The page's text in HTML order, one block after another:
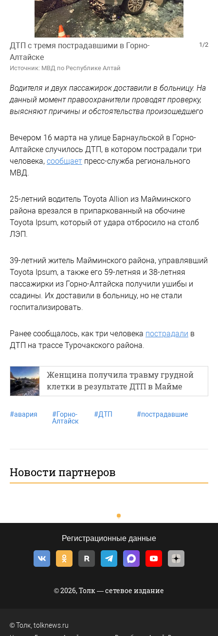
1/2
ДТП с тремя пострадавшими в Горно-
Алтайске
Источник: МВД по Республике Алтай
Водителя и двух пассажирок доставили в больницу. На
данный момент правоохранители проводят проверку,
выясняют причины и обстоятельства произошедшего
Вечером 16 марта на улице Барнаульской в Горно-
Алтайске случилось ДТП, в котором пострадали три
человека, сообщает пресс-служба регионального
МВД.
25-летний водитель Toyota Allion из Майминского
района врезался в припаркованный на обочине
Toyota Ipsum, который от удара отбросило на столб
ЛЭП.
39-летний житель Майминского района, управлявший
Toyota Ipsum, а также его 59-летняя и 38-летняя
пассажирки из Горно-Алтайска получили ушибы и
ссадины. Их доставили в больницу, но не стали
госпитализировать.
Ранее сообщалось, как три человека пострадали в
ДТП на трассе Турочакского района.
Женщина получила травму грудной
клетки в результате ДТП в Майме
#авария #Горно-
Алтайск
#ДТП #пострадавшие
Новости партнеров
Регистрационные данные
© 2026, Толк — сетевое издание
©Толк tolknews.ru